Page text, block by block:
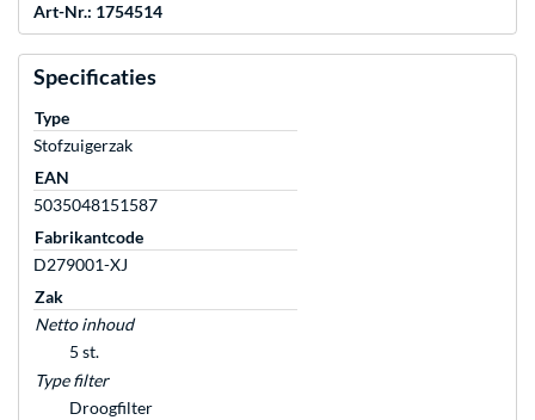
Art-Nr.: 1754514
Specificaties
Type
Stofzuigerzak
EAN
5035048151587
Fabrikantcode
D279001-XJ
Zak
Netto inhoud
5 st.
Type filter
Droogfilter